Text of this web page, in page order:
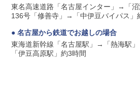
東名高速道路「名古屋インター」→「
136号「修善寺」→「中伊豆バイパス」
● 名古屋から鉄道でお越しの場合
東海道新幹線「名古屋駅」→「熱海駅
「伊豆高原駅」約3時間